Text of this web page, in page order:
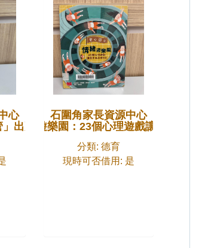
心
出更好的自己
石圍角家長資源中心
小情緒遊樂園：23個心理遊戲讓孩子玩
分類: 德育
現時可否借用: 是